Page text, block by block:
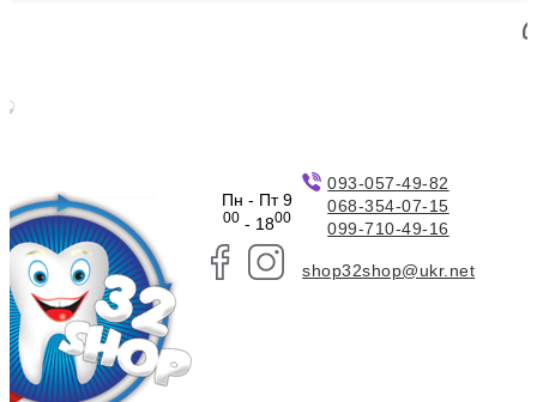
Пн - Пт 9
00- 1800
093-057-49-82
068-354-07-15
099-710-49-16
shop32shop@ukr.net